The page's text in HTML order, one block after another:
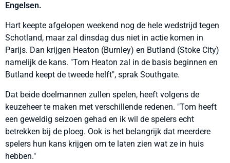
Engelsen.
Hart keepte afgelopen weekend nog de hele wedstrijd tegen
Schotland, maar zal dinsdag dus niet in actie komen in
Parijs. Dan krijgen Heaton (Burnley) en Butland (Stoke City)
namelijk de kans. "Tom Heaton zal in de basis beginnen en
Butland keept de tweede helft", sprak Southgate.
Dat beide doelmannen zullen spelen, heeft volgens de
keuzeheer te maken met verschillende redenen. "Tom heeft
een geweldig seizoen gehad en ik wil de spelers echt
betrekken bij de ploeg. Ook is het belangrijk dat meerdere
spelers hun kans krijgen om te laten zien wat ze in huis
hebben."